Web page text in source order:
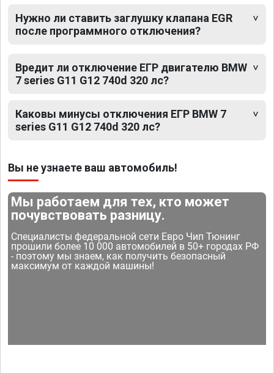
Нужно ли ставить заглушку клапана EGR
после программного отключения?
Вредит ли отключение ЕГР двигателю BMW
7 series G11 G12 740d 320 лс?
Каковы минусы отключения ЕГР BMW 7
series G11 G12 740d 320 лс?
Вы не узнаете ваш автомобиль!
Мы работаем для тех, кто может
почувствовать разницу.
Специалисты федеральной сети Евро Чип Тюнинг
прошили более 10 000 автомобилей в 50+ городах РФ
- поэтому мы знаем, как получить безопасный
максимум от каждой машины!